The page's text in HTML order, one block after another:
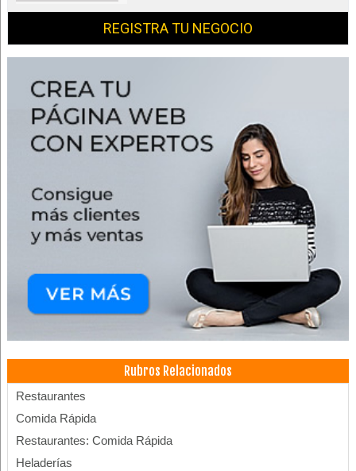
REGISTRA TU NEGOCIO
Rubros Relacionados
Restaurantes
Comida Rápida
Restaurantes: Comida Rápida
Heladerías